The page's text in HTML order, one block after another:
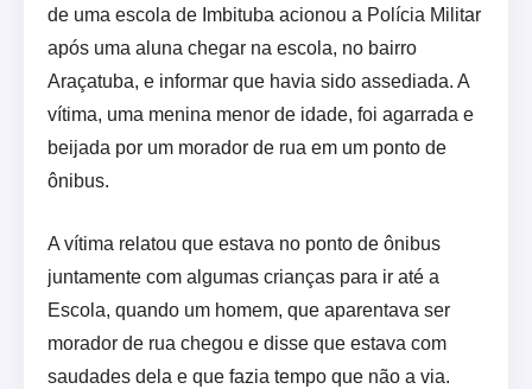
de uma escola de Imbituba acionou a Polícia Militar
após uma aluna chegar na escola, no bairro
Araçatuba, e informar que havia sido assediada. A
vítima, uma menina menor de idade, foi agarrada e
beijada por um morador de rua em um ponto de
ônibus.
A vítima relatou que estava no ponto de ônibus
juntamente com algumas crianças para ir até a
Escola, quando um homem, que aparentava ser
morador de rua chegou e disse que estava com
saudades dela e que fazia tempo que não a via.